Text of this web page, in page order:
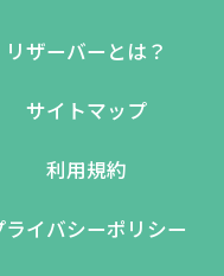
リザーバーとは？
サイトマップ
利用規約
ライバシーポリシー